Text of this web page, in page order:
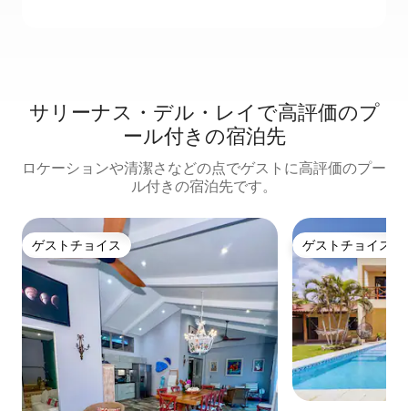
サリーナス・デル・レイで高評価のプ
ール付きの宿泊先
ロケーションや清潔さなどの点でゲストに高評価のプー
ル付きの宿泊先です。
ゲストチョイス
ゲストチョイス ゲストチョイス
ゲストチョイス